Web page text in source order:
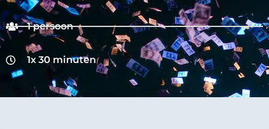
1 persoon
1x 30 minuten